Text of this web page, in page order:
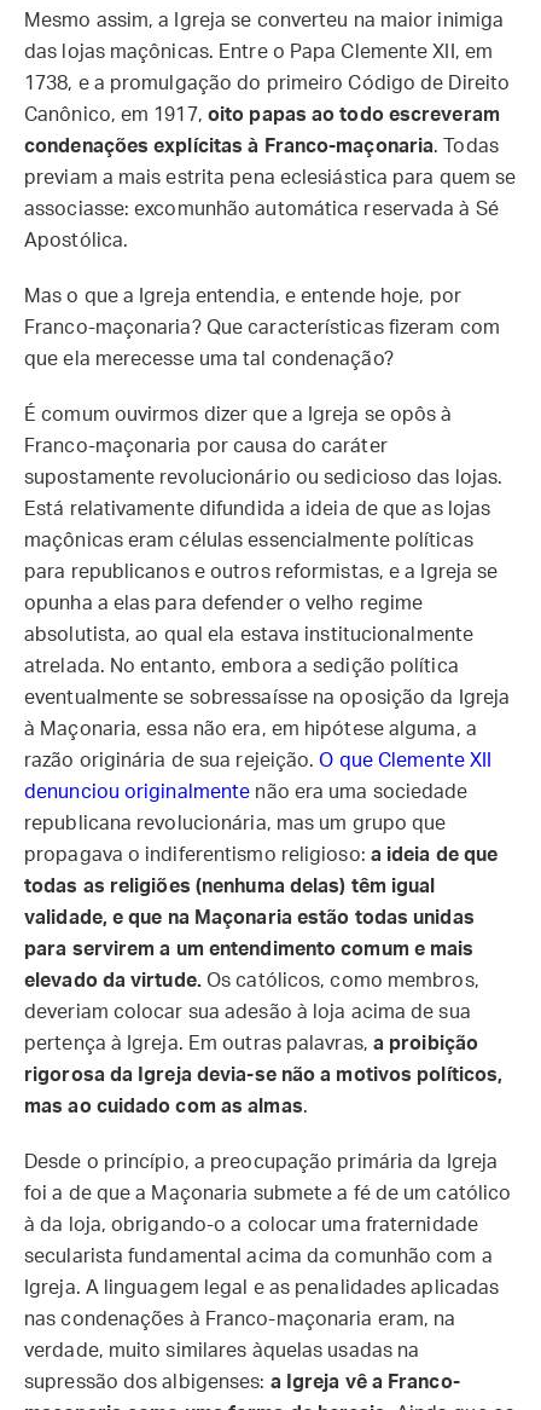
Mesmo assim, a Igreja se converteu na maior inimiga
das lojas maçônicas. Entre o Papa Clemente XII, em
1738, e a promulgação do primeiro Código de Direito
Canônico, em 1917, oito papas ao todo escreveram
condenações explícitas à Franco-maçonaria. Todas
previam a mais estrita pena eclesiástica para quem se
associasse: excomunhão automática reservada à Sé
Apostólica.
Mas o que a Igreja entendia, e entende hoje, por
Franco-maçonaria? Que características fizeram com
que ela merecesse uma tal condenação?
É comum ouvirmos dizer que a Igreja se opôs à
Franco-maçonaria por causa do caráter
supostamente revolucionário ou sedicioso das lojas.
Está relativamente difundida a ideia de que as lojas
maçônicas eram células essencialmente políticas
para republicanos e outros reformistas, e a Igreja se
opunha a elas para defender o velho regime
absolutista, ao qual ela estava institucionalmente
atrelada. No entanto, embora a sedição política
eventualmente se sobressaísse na oposição da Igreja
à Maçonaria, essa não era, em hipótese alguma, a
razão originária de sua rejeição.O que Clemente XII
denunciou originalmente não era uma sociedade
republicana revolucionária, mas um grupo que
propagava o indiferentismo religioso: a ideia de que
todas as religiões (nenhuma delas) têm igual
validade, e que na Maçonaria estão todas unidas
para servirem a um entendimento comum e mais
elevado da virtude.Os católicos, como membros,
deveriam colocar sua adesão à loja acima de sua
pertença à Igreja. Em outras palavras, a proibição
rigorosa da Igreja devia-se não a motivos políticos,
mas ao cuidado com as almas.
Desde o princípio, a preocupação primária da Igreja
foi a de que a Maçonaria submete a fé de um católico
à da loja, obrigando-o a colocar uma fraternidade
secularista fundamental acima da comunhão com a
Igreja. A linguagem legal e as penalidades aplicadas
nas condenações à Franco-maçonaria eram, na
verdade, muito similares àquelas usadas na
supressão dos albigenses: a Igreja vê a Franco-